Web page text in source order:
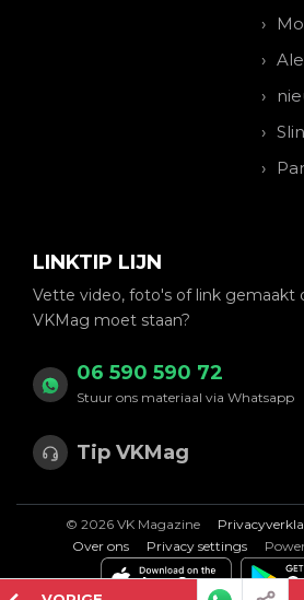
LINKTIP LIJN
Vette video, foto's of link gemaakt
VKMag moet staan?
06 590 590 72
Stuur ons materiaal via Whatsapp
Tip VKMag
© 2026 VK Magazine
Over ons
Privacy settings